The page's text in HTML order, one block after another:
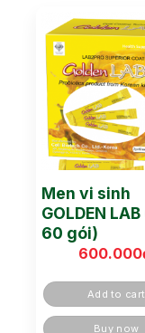
Men vi sinh
GOLDEN
60 gói)
600.000
Add to cart
Buy now